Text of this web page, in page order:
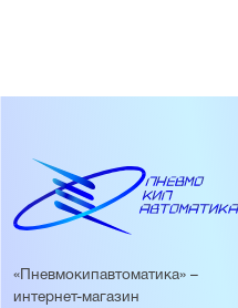
«Пневмокипавтоматика» –
интернет-магазин